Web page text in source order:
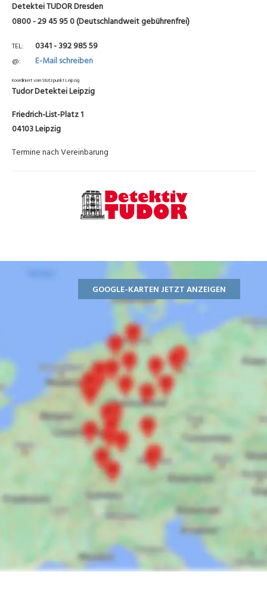
Detektei TUDOR Dresden
0800 - 29 45 95 0 (Deutschlandweit gebührenfrei)
TEL 0341 - 392 985 59
@ E-Mail schreiben
Koordiniert vom Stützpunkt Leipzig
Tudor Detektei Leipzig
Friedrich-List-Platz 1
04103 Leipzig
Termine nach Vereinbarung
GOOGLE-KARTEN JETZT ANZEIGEN